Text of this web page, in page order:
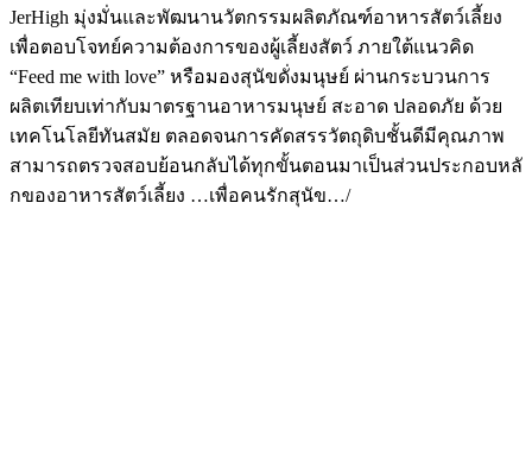
JerHigh มุ่งมั่นและพัฒนานวัตกรรมผลิตภัณฑ์อาหารสัตว์เลี้ยง
เพื่อตอบโจทย์ความต้องการของผู้เลี้ยงสัตว์ ภายใต้แนวคิด
“Feed me with love” หรือมองสุนัขดั่งมนุษย์ ผ่านกระบวนการ
ผลิตเทียบเท่ากับมาตรฐานอาหารมนุษย์ สะอาด ปลอดภัย ด้วย
เทคโนโลยีทันสมัย ตลอดจนการคัดสรรวัตถุดิบชั้นดีมีคุณภาพ
สามารถตรวจสอบย้อนกลับได้ทุกขั้นตอนมาเป็นส่วนประกอบหลั
กของอาหารสัตว์เลี้ยง …เพื่อคนรักสุนัข…/